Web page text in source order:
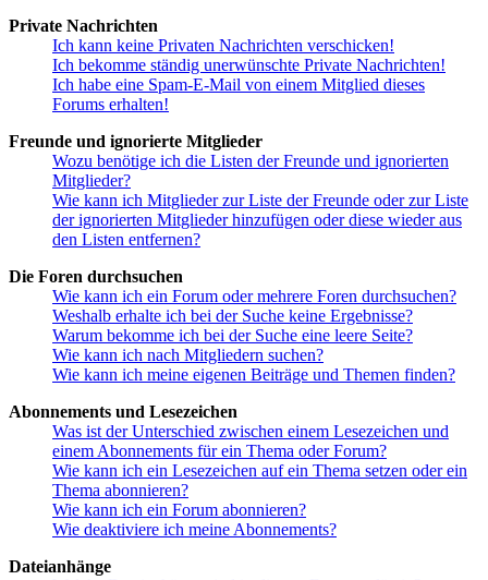
Private Nachrichten
Ich kann keine Privaten Nachrichten verschicken!
Ich bekomme ständig unerwünschte Private Nachrichten!
Ich habe eine Spam-E-Mail von einem Mitglied dieses
Forums erhalten!
Freunde und ignorierte Mitglieder
Wozu benötige ich die Listen der Freunde und ignorierten
Mitglieder?
Wie kann ich Mitglieder zur Liste der Freunde oder zur Liste
der ignorierten Mitglieder hinzufügen oder diese wieder aus
den Listen entfernen?
Die Foren durchsuchen
Wie kann ich ein Forum oder mehrere Foren durchsuchen?
Weshalb erhalte ich bei der Suche keine Ergebnisse?
Warum bekomme ich bei der Suche eine leere Seite?
Wie kann ich nach Mitgliedern suchen?
Wie kann ich meine eigenen Beiträge und Themen finden?
Abonnements und Lesezeichen
Was ist der Unterschied zwischen einem Lesezeichen und
einem Abonnements für ein Thema oder Forum?
Wie kann ich ein Lesezeichen auf ein Thema setzen oder ein
Thema abonnieren?
Wie kann ich ein Forum abonnieren?
Wie deaktiviere ich meine Abonnements?
Dateianhänge